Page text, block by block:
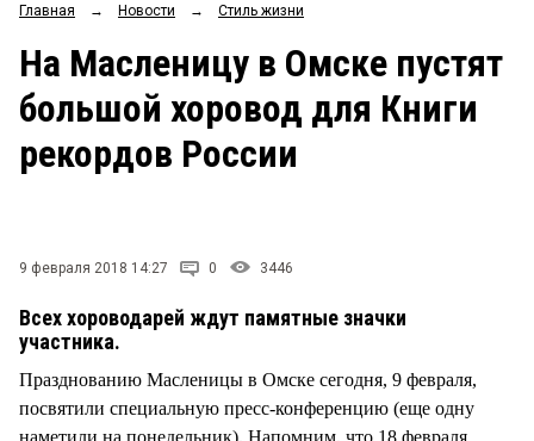
ОБЩЕСТВО
ЗАКОН
НОВОСТИ КОМПАНИЙ
Рейтинги
Блоги
Главная → Новости → Стиль жизни
На Масленицу в Омске пустят
большой хоровод для Книги
рекордов России
9 февраля 2018 14:27 0 3446
Всех хороводарей ждут памятные значки
участника.
Празднованию Масленицы в Омске сегодня, 9 февраля,
посвятили специальную пресс-конференцию (еще одну
наметили на понедельник). Напомним, что 18 февраля